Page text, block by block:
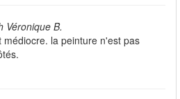
Véronique B.
la peinture n'est pas